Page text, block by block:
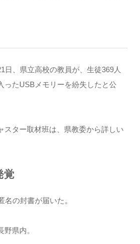
日、県立高校の教員が、生徒369人
ったUSBメモリーを紛失したと公
スター取材班は、県教委から詳しい
覚
名の封書が届いた。
県内。